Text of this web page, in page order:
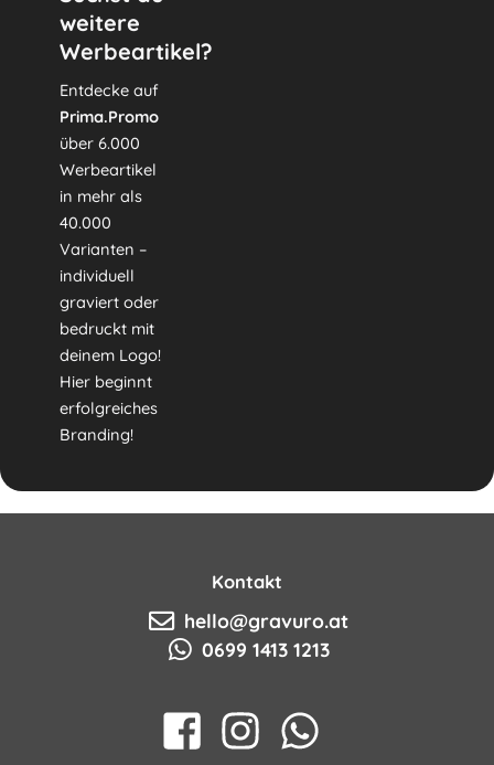
weitere
Werbeartikel?
Entdecke auf
Prima.Promo
über 6.000
Werbeartikel
in mehr als
40.000
Varianten –
individuell
graviert oder
bedruckt mit
deinem Logo!
Hier beginnt
erfolgreiches
Branding!
Kontakt
hello@gravuro.at
0699 1413 1213